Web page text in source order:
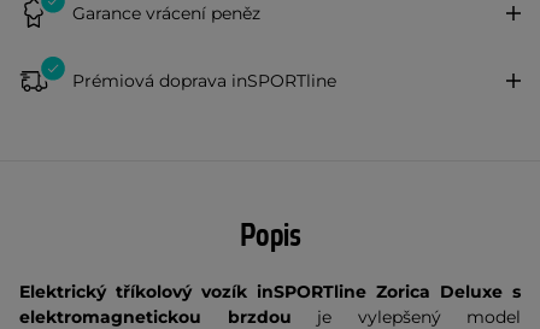
Garance vrácení peněz
Prémiová doprava inSPORTline
Popis
Elektrický tříkolový vozík inSPORTline Zorica Deluxe s
elektromagnetickou brzdou je vylepšený model